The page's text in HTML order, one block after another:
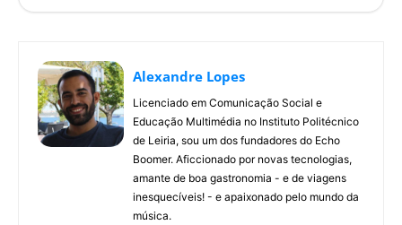
Alexandre Lopes
Licenciado em Comunicação Social e
Educação Multimédia no Instituto Politécnico
de Leiria, sou um dos fundadores do Echo
Boomer. Aficcionado por novas tecnologias,
amante de boa gastronomia - e de viagens
inesquecíveis! - e apaixonado pelo mundo da
música.